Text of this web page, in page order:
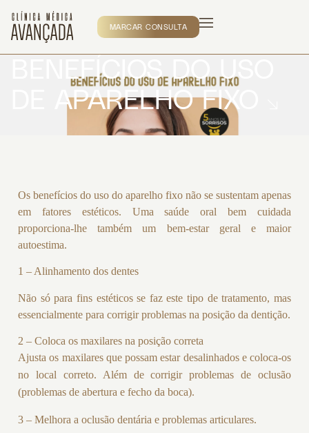
MARCAR CONSULTA
BENEFÍCIOS DO USO
DE APARELHO FIXO
Os benefícios do uso do aparelho fixo não se sustentam apenas
em fatores estéticos. Uma saúde oral bem cuidada
proporciona-lhe também um bem-estar geral e maior
autoestima.
1 – Alinhamento dos dentes
Não só para fins estéticos se faz este tipo de tratamento, mas
essencialmente para corrigir problemas na posição da dentição.
2 – Coloca os maxilares na posição correta
Ajusta os maxilares que possam estar desalinhados e coloca-os
no local correto. Além de corrigir problemas de oclusão
(problemas de abertura e fecho da boca).
3 – Melhora a oclusão dentária e problemas articulares.